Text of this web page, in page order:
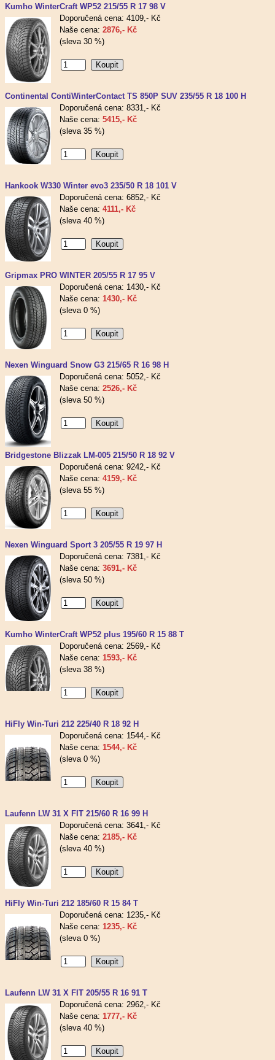
Kumho WinterCraft WP52 215/55 R 17 98 V
Doporučená cena: 4109,- Kč
Naše cena: 2876,- Kč
(sleva 30 %)
Continental ContiWinterContact TS 850P SUV 235/55 R 18 100 H
Doporučená cena: 8331,- Kč
Naše cena: 5415,- Kč
(sleva 35 %)
Hankook W330 Winter evo3 235/50 R 18 101 V
Doporučená cena: 6852,- Kč
Naše cena: 4111,- Kč
(sleva 40 %)
Gripmax PRO WINTER 205/55 R 17 95 V
Doporučená cena: 1430,- Kč
Naše cena: 1430,- Kč
(sleva 0 %)
Nexen Winguard Snow G3 215/65 R 16 98 H
Doporučená cena: 5052,- Kč
Naše cena: 2526,- Kč
(sleva 50 %)
Bridgestone Blizzak LM-005 215/50 R 18 92 V
Doporučená cena: 9242,- Kč
Naše cena: 4159,- Kč
(sleva 55 %)
Nexen Winguard Sport 3 205/55 R 19 97 H
Doporučená cena: 7381,- Kč
Naše cena: 3691,- Kč
(sleva 50 %)
Kumho WinterCraft WP52 plus 195/60 R 15 88 T
Doporučená cena: 2569,- Kč
Naše cena: 1593,- Kč
(sleva 38 %)
HiFly Win-Turi 212 225/40 R 18 92 H
Doporučená cena: 1544,- Kč
Naše cena: 1544,- Kč
(sleva 0 %)
Laufenn LW 31 X FIT 215/60 R 16 99 H
Doporučená cena: 3641,- Kč
Naše cena: 2185,- Kč
(sleva 40 %)
HiFly Win-Turi 212 185/60 R 15 84 T
Doporučená cena: 1235,- Kč
Naše cena: 1235,- Kč
(sleva 0 %)
Laufenn LW 31 X FIT 205/55 R 16 91 T
Doporučená cena: 2962,- Kč
Naše cena: 1777,- Kč
(sleva 40 %)